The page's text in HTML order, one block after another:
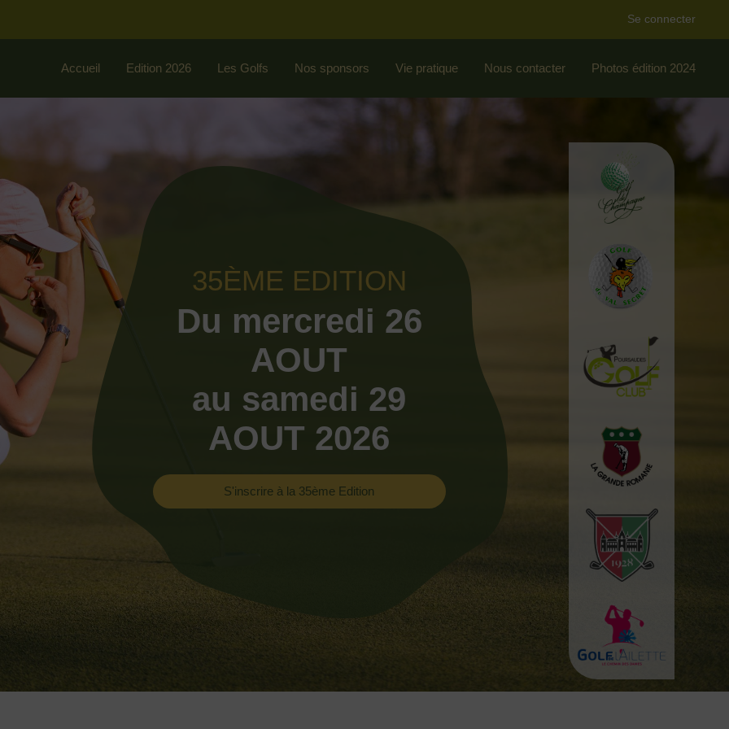
Se connecter
Accueil Edition 2026 Les Golfs Nos sponsors Vie pratique Nous contacter Photos édition 2024
35ÈME EDITION
Du mercredi 26
AOUT
au samedi 29
AOUT 2026
S'inscrire à la 35ème Edition